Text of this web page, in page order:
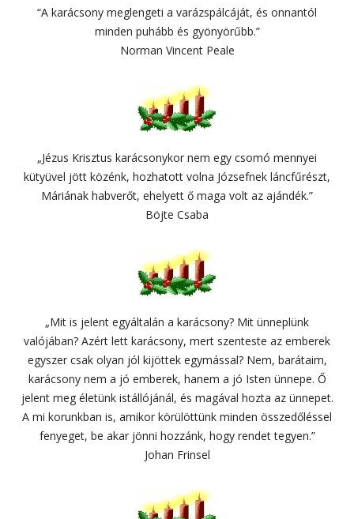
“A karácsony meglengeti a varázspálcáját, és onnantól
minden puhább és gyönyörűbb.”
Norman Vincent Peale
„Jézus Krisztus karácsonykor nem egy csomó mennyei
kütyüvel jött közénk, hozhatott volna Józsefnek láncfűrészt,
Máriának habverőt, ehelyett ő maga volt az ajándék.”
Böjte Csaba
„Mit is jelent egyáltalán a karácsony? Mit ünneplünk
valójában? Azért lett karácsony, mert szenteste az emberek
egyszer csak olyan jól kijöttek egymással? Nem, barátaim,
karácsony nem a jó emberek, hanem a jó Isten ünnepe. Ő
jelent meg életünk istállójánál, és magával hozta az ünnepet.
A mi korunkban is, amikor körülöttünk minden összedőléssel
fenyeget, be akar jönni hozzánk, hogy rendet tegyen.”
Johan Frinsel